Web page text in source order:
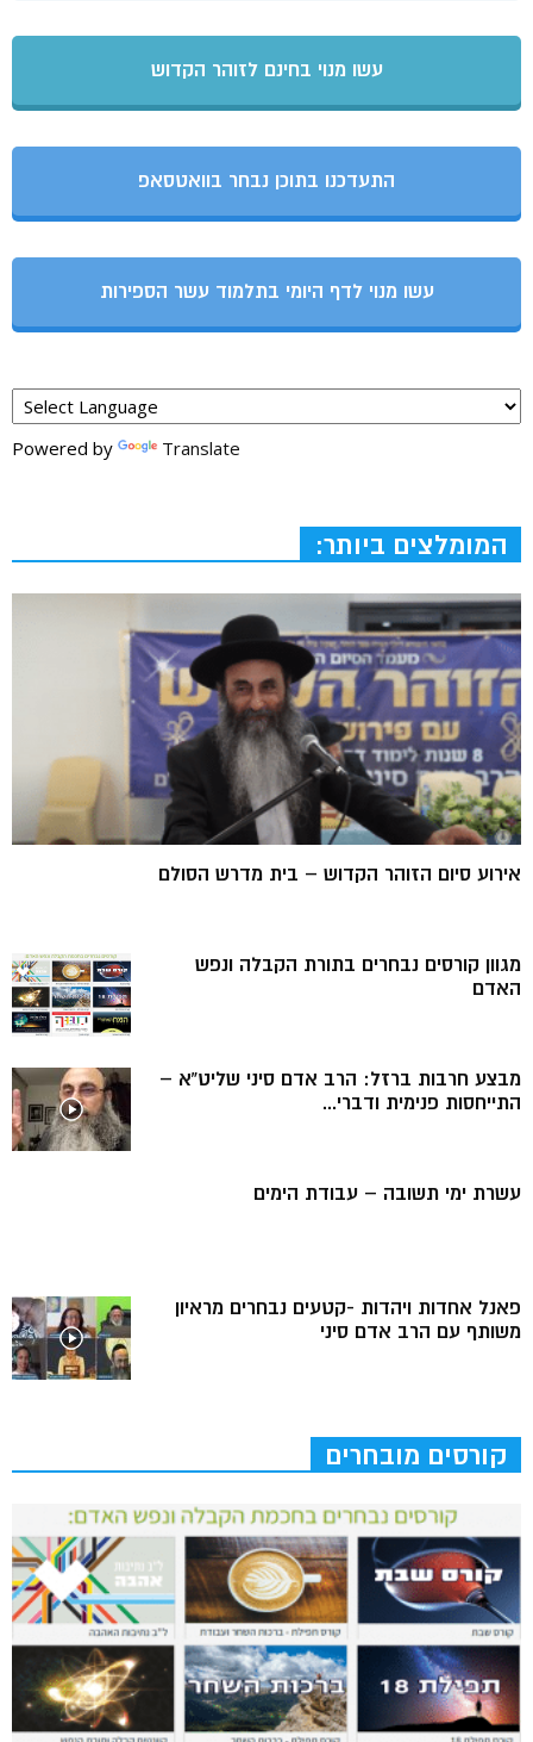
עשו מנוי בחינם לזוהר הקדוש
התעדכנו בתוכן נבחר בוואטסאפ
עשו מנוי לדף היומי בתלמוד עשר הספירות
Powered by Translate
המומלצים ביותר:
אירוע סיום הזוהר הקדוש – בית מדרש הסולם
מגוון קורסים נבחרים בתורת הקבלה ונפש
האדם
מבצע חרבות ברזל: הרב אדם סיני שליט”א –
התייחסות פנימית ודברי...
עשרת ימי תשובה – עבודת הימים
פאנל אחדות ויהדות -קטעים נבחרים מראיון
משותף עם הרב אדם סיני
קורסים מובחרים